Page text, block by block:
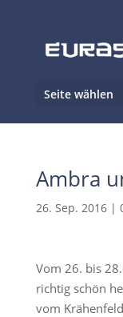
Seite wählen
Ambra
26. Sep. 2016|
Vom 26. bis
richtig schön
vom